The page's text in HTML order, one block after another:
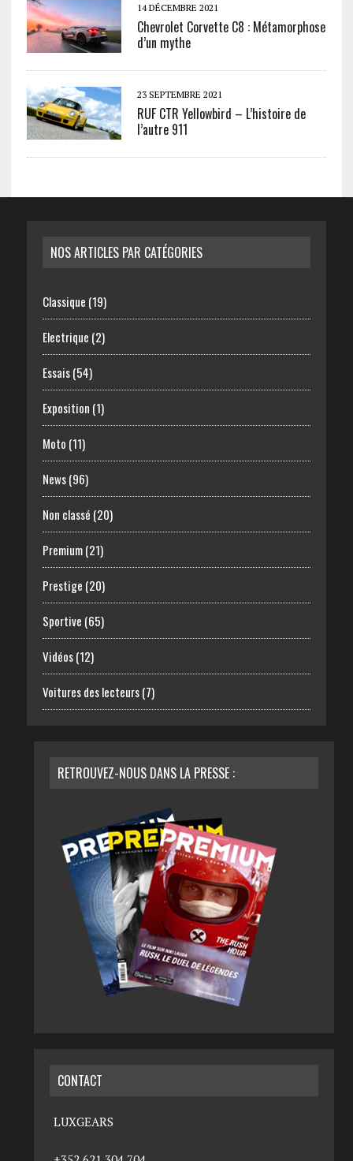
14 DÉCEMBRE 2021
Chevrolet Corvette C8 : Métamorphose
d’un mythe
23 SEPTEMBRE 2021
RUF CTR Yellowbird – L’histoire de
l’autre 911
NOS ARTICLES PAR CATÉGORIES
Classique (19)
Electrique (2)
Essais(54)
Exposition (1)
Moto (11)
News(96)
Non classé (20)
Premium(21)
Prestige (20)
Sportive (65)
Vidéos(12)
Voitures des lecteurs(7)
RETROUVEZ-NOUS DANS LA PRESSE :
CONTACT
LUXGEARS